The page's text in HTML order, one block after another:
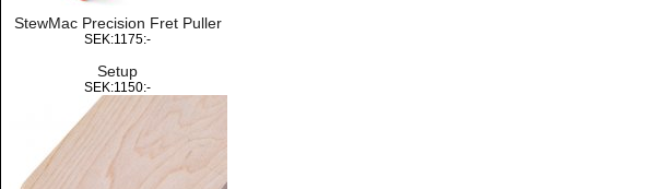
StewMac Precision Fret Puller
SEK:1175:-
Setup
SEK:1150:-